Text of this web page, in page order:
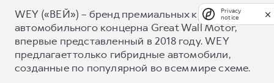
WEY («ВЕЙ») – бренд премиальных кроссоверов
автомобильного концерна Great Wall Motor,
впервые представленный в 2018 году. WEY
предлагает только гибридные автомобили,
созданные по популярной во всем мире схеме.
Privacy
notice